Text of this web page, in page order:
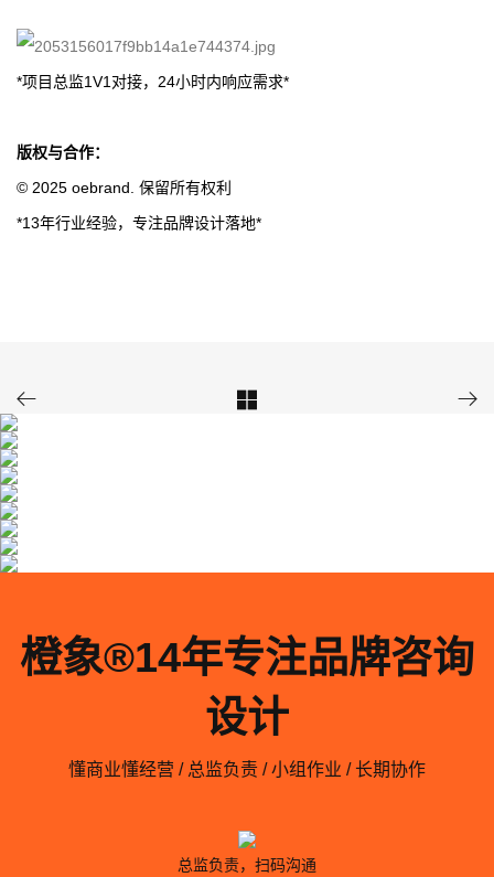
*项目总监1V1对接，24小时内响应需求*
版权与合作：
© 2025 oebrand. 保留所有权利
*13年行业经验，专注品牌设计落地*
  
橙象®️14年专注品牌咨询
设计
懂商业懂经营 / 总监负责 / 小组作业 / 长期协作
总监负责，扫码沟通